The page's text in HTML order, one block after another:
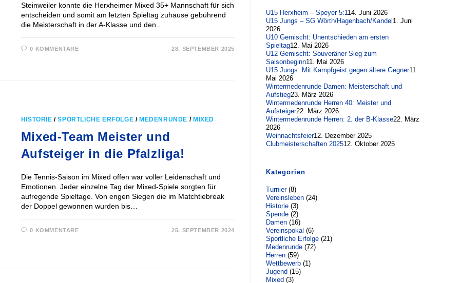
Steinweiler konnte die Herxheimer Mixed 35+ Mannschaft für sich
entscheiden und somit am letzten Spieltag zuhause gebührend
die Meisterschaft in der A-Klasse und den…
0 KOMMENTARE 28. SEPTEMBER 2025
HISTORIE /SPORTLICHE ERFOLGE / MEDENRUNDE / MIXED
Mixed-Team Meister und
Aufsteiger in die Pfalzliga!
Die Tennis-Saison im Mixed offen war voller Leidenschaft und
Emotionen. Jeder einzelne Tag der Mixed-Spiele sorgten für
aufregende Spieltage. Von engen Siegen die im Matchtiebreak
der Doppel gewonnen wurden bis…
0 KOMMENTARE 25. SEPTEMBER 2024
U15 Herxheim – Speyer 5:114. Juni 2026
U15 Jungs – SG Wörth/Hagenbach/Kandel 1. Juni
2026
U10 Gemischt: Unentschieden am ersten
Spieltag12. Mai 2026
U12 Gemischt: Souveräner Sieg zum
Saisonbeginn11. Mai 2026
U15 Jungs: Mit Kampfgeist gegen ältere Gegner11.
Mai 2026
Wintermedenrunde Damen: Meisterschaft und
Aufstieg23. März 2026
Wintermedenrunde Herren 40: Meister und
Aufsteiger22. März 2026
Wintermedenrunde Herren: 2. der B-Klasse22. März
2026
Weihnachtsfeier12. Dezember 2025
Clubmeisterschaften 202512. Oktober 2025
Kategorien
Turnier (8)
Vereinsleben (24)
Historie (3)
Spende (2)
Damen (16)
Vereinspokal (6)
Sportliche Erfolge (21)
Medenrunde (72)
Herren (59)
Wettbewerb (1)
Jugend (15)
Mixed (3)